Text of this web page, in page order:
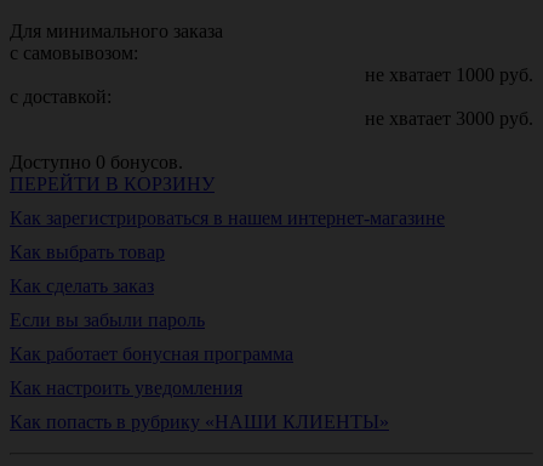
Для минимального заказа
с самовывозом:
не хватает 1000 руб.
с доставкой:
не хватает 3000 руб.
Доступно 0 бонусов.
ПЕРЕЙТИ В КОРЗИНУ
Как зарегистрироваться в нашем интернет-магазине
Как выбрать товар
Как сделать заказ
Если вы забыли пароль
Как работает бонусная программа
Как настроить уведомления
Как попасть в рубрику «НАШИ КЛИЕНТЫ»